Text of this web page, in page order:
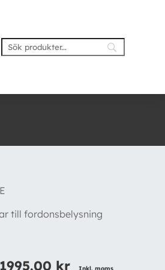
till fordonsbelysning
kr